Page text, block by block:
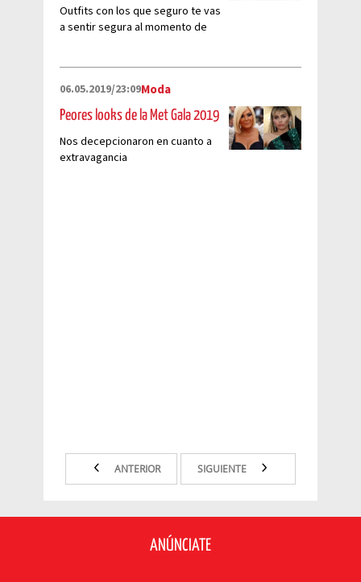
Outfits con los que seguro te vas
a sentir segura al momento de
06.05.2019/23:09Moda
Peores looks de la Met Gala 2019
Nos decepcionaron en cuanto a
extravagancia
ANTERIOR SIGUIENTE
ANÚNCIATE